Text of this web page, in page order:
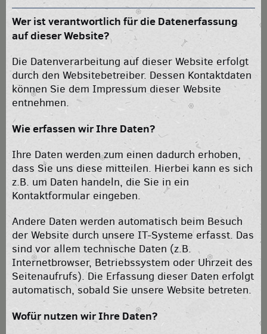
Wer ist verantwortlich für die Datenerfassung
auf dieser Website?
Die Datenverarbeitung auf dieser Website erfolgt
durch den Websitebetreiber. Dessen Kontaktdaten
können Sie dem Impressum dieser Website
entnehmen.
Wie erfassen wir Ihre Daten?
Ihre Daten werden zum einen dadurch erhoben,
dass Sie uns diese mitteilen. Hierbei kann es sich
z.B. um Daten handeln, die Sie in ein
Kontaktformular eingeben.
Andere Daten werden automatisch beim Besuch
der Website durch unsere IT-Systeme erfasst. Das
sind vor allem technische Daten (z.B.
Internetbrowser, Betriebssystem oder Uhrzeit des
Seitenaufrufs). Die Erfassung dieser Daten erfolgt
automatisch, sobald Sie unsere Website betreten.
Wofür nutzen wir Ihre Daten?